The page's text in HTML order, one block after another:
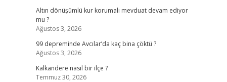
Altın dönüşümlü kur korumalı mevduat devam ediyor
mu ?
Ağustos 3, 2026
99 depreminde Avcılar’da kaç bina çöktü ?
Ağustos 3, 2026
Kalkandere nasıl bir ilçe ?
Temmuz 30, 2026